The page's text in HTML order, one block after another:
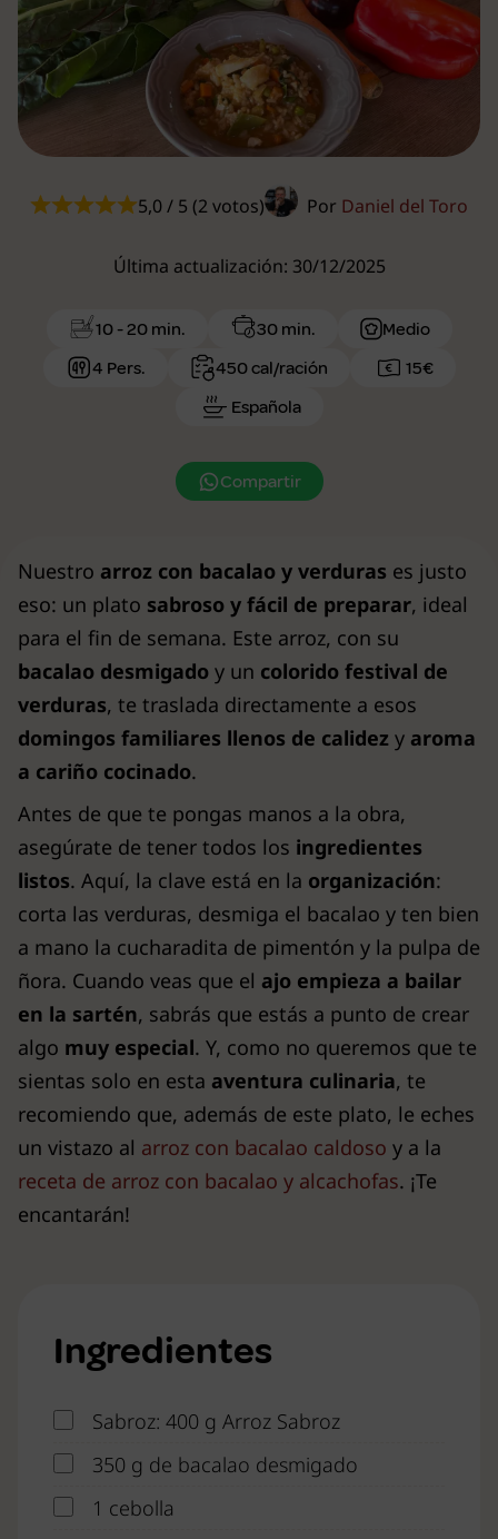
5,0 / 5 (2 votos) Por Daniel del Toro
Última actualización: 30/12/2025
10 - 20 min. 30 min.
Medio
4 Pers.
450 cal/ración
15€
Española
Compartir
Nuestro arroz con bacalao y verduras es justo
eso: un plato sabroso y fácil de preparar, ideal
para el fin de semana. Este arroz, con su
bacalao desmigado y un colorido festival de
verduras, te traslada directamente a esos
domingos familiares llenos de calidez y aroma
a cariño cocinado.
Antes de que te pongas manos a la obra,
asegúrate de tener todos los ingredientes
listos. Aquí, la clave está en la organización:
corta las verduras, desmiga el bacalao y ten bien
a mano la cucharadita de pimentón y la pulpa de
ñora. Cuando veas que el ajo empieza a bailar
en la sartén, sabrás que estás a punto de crear
algo muy especial. Y, como no queremos que te
sientas solo en esta aventura culinaria, te
recomiendo que, además de este plato, le eches
un vistazo al arroz con bacalao caldoso y a la
receta de arroz con bacalao y alcachofas. ¡Te
encantarán!
Ingredientes
Sabroz: 400 g Arroz Sabroz
350 g de bacalao desmigado
1 cebolla